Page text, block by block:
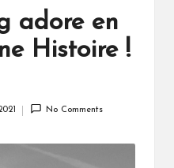
adore en
Histoire !
No Comments